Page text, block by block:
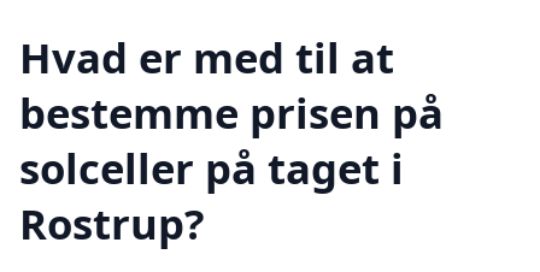
Hvad er med til at
bestemme prisen på
solceller på taget i
Rostrup?